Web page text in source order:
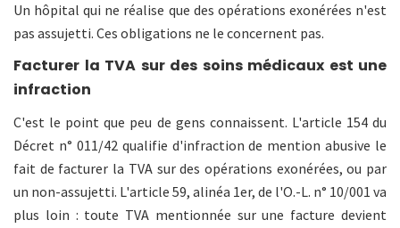
Un hôpital qui ne réalise que des opérations exonérées n'est
pas assujetti. Ces obligations ne le concernent pas.
Facturer la TVA sur des soins médicaux est une
infraction
C'est le point que peu de gens connaissent. L'article 154 du
Décret n° 011/42 qualifie d'infraction de mention abusive le
fait de facturer la TVA sur des opérations exonérées, ou par
un non-assujetti. L'article 59, alinéa 1er, de l'O.-L. n° 10/001 va
plus loin : toute TVA mentionnée sur une facture devient